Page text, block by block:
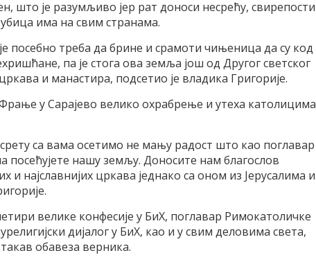
што је разумљиво јер рат доноси несрећу, свирепости
има на свим странама.
посебно треба да брине и срамоти чињеница да су код
па је стога ова земља још од Другог светског
и манастира, подсетио је владика Григорије.
у Сарајево велико охрабрење и утеха католицима
са вама осетимо не мању радост што као поглавар
посећујете нашу земљу. Доносите нам благослов
и најславнијих цркава једнако са оном из Јерусалима и
велике конфесије у БиХ, поглавар Римокатоличке
дијалог у БиХ, као и у свим деловима света,
обавеза верника.